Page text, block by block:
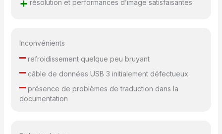
de la couture latérale et
résolution inférieure il se
automatiquement; les
transitions entre
résolution et performances d’image satisfaisantes
Inconvénients
– refroidissement quelque peu bruyant
– câble de données USB 3 initialement défectueux
– présence de problèmes de traduction dans la
documentation